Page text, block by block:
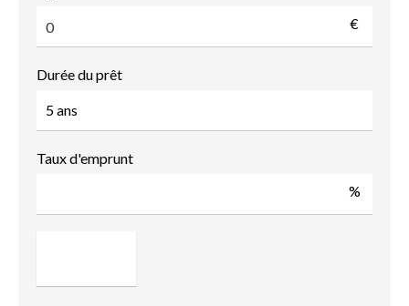
€
Durée du prêt
Taux d'emprunt
%